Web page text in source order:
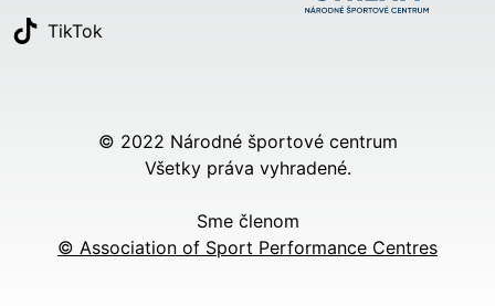
TikTok
© 2022 Národné športové centrum
Všetky práva vyhradené.
Sme členom
© Association of Sport Performance Centres